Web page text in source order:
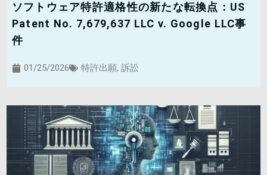
ソフトウェア特許適格性の新たな転換点：US
Patent No. 7,679,637 LLC v. Google LLC事
件
01/25/2026 特許出願, 訴訟